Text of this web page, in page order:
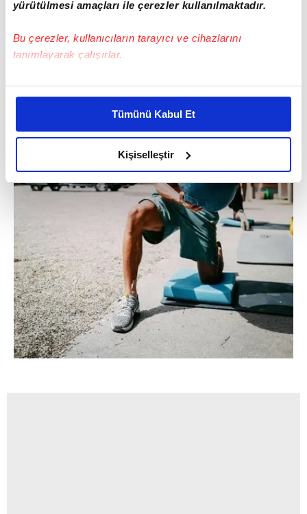
yürütülmesi amaçları ile çerezler kullanılmaktadır.
Bu çerezler, kullanıcıların tarayıcı ve cihazlarını
tanımlayarak çalışırlar.
Bu çerezlere izin vermeniz halinde sizlere özel
daha iyi reklam deneyimi yaşatabiliriz. Bunu yaparken
amacımızın size daha iyi bir reklam deneyimi sunmak
olduğunu ve sizlere en iyi içerikleri sunabilmek adına
elimizden gelen çabayı gösterdiğimizi ve bu noktada,
reklamların maliyetlerimizi karşılamak noktasında tek gelir
kalemimiz olduğunu sizlere hatırlatmak isteriz.
Her halükârda, kullanıcılar, bu çerezlere izin vermedikleri
takdirde, kullanıcılara hedefli reklamlar
gösterilmeyecektir."
Sizlere daha iyi bir hizmet sunabilmek için İnternet
Sitemizde kendimize ve üçüncü kişilere ait çerezler
kullanılmaktadır. Bu çerezler vasıtasıyla çeşitli kişisel
verileriniz işlenmekte olup gerekli olan çerezler bilgi
Tümünü Kabul Et
Kişiselleştir